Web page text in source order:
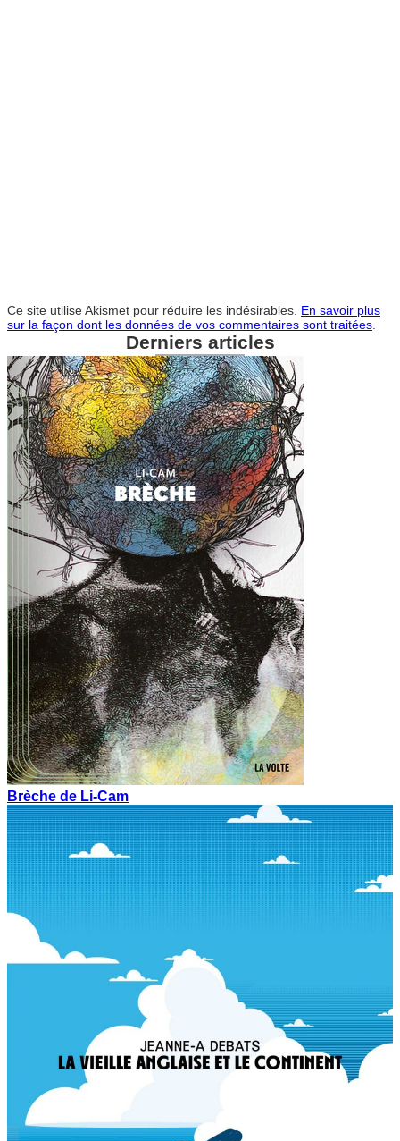
Ce site utilise Akismet pour réduire les indésirables. En savoir plus
sur la façon dont les données de vos commentaires sont traitées
Derniers articles
Brèche de Li-Cam